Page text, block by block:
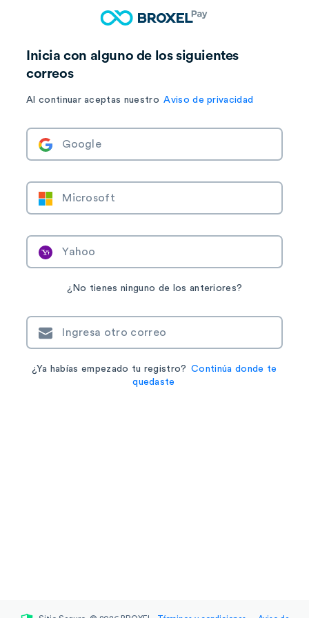
Inicia con alguno de los siguientes
correos
Al continuar aceptas nuestro Aviso de privacidad
Google
Microsoft
Yahoo
¿No tienes ninguno de los anteriores?
Ingresa otro correo
¿Ya habías empezado tu registro? Continúa donde te
quedaste